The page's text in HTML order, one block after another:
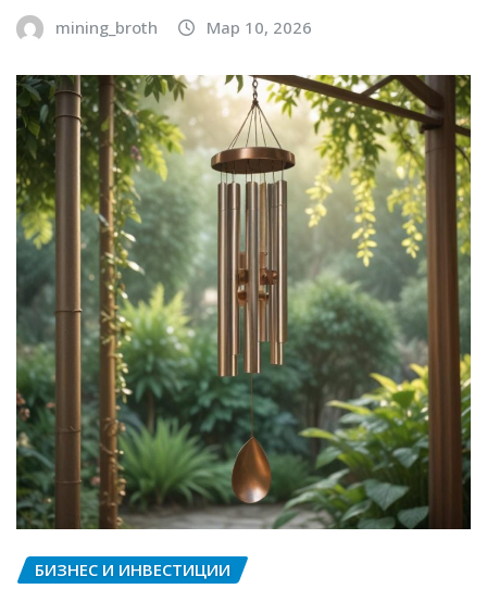
mining_broth Мар 10, 2026
БИЗНЕС И ИНВЕСТИЦИИ